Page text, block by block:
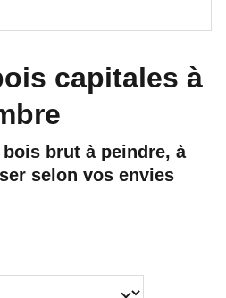
capitales à
brut à peindre, à
selon vos envies